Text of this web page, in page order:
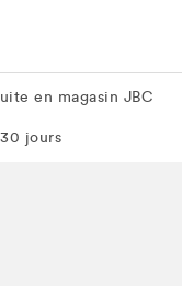
en magasin JBC
en magasin JBC
jours
jours